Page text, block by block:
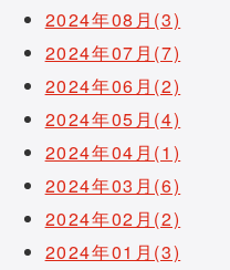
2024年08月(3)
2024年07月(7)
2024年06月(2)
2024年05月(4)
2024年04月(1)
2024年03月(6)
2024年02月(2)
2024年01月(3)